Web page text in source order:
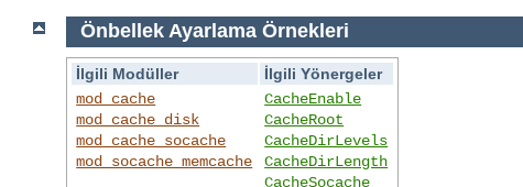
Önbellek Ayarlama Örnekleri
İlgili Modüller
İlgili Yönergeler
mod_cache
mod_cache_disk
mod_cache_socache
mod_socache_memcache
CacheEnable
CacheRoot
CacheDirLevels
CacheDirLength
CacheSocache